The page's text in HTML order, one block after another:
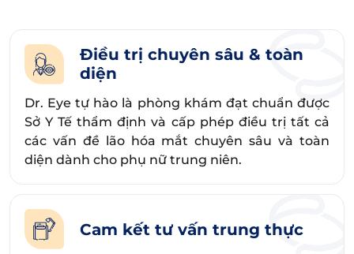
Điều trị chuyên sâu & toàn
diện
Dr. Eye tự hào là phòng khám đạt chuẩn được
Sở Y Tế thẩm định và cấp phép điều trị tất cả
các vấn đề lão hóa mắt chuyên sâu và toàn
diện dành cho phụ nữ trung niên.
Cam kết tư vấn trung thực